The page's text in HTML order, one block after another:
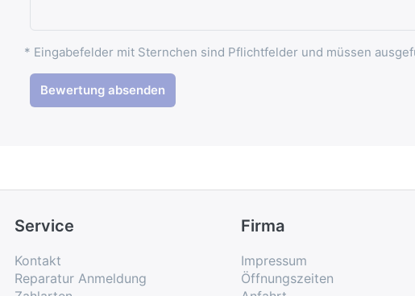
* Eingabefelder mit Sternchen sind Pflichtfelder und müssen
Bewertung absenden
Service
Kontakt
Reparatur Anmeldung
Firma
Impressum
Öffnungszeiten